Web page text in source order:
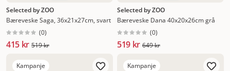
Selected by ZOO
Bæreveske Saga, 36x21x27cm, svart
(0)
415 kr 519 kr
Selected by ZOO
Bæreveske Dana 40x20x26cm grå
(0)
519 kr 649 kr
Kampanje
Kampanje